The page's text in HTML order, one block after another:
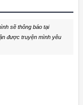
sẽ thông báo tại
được truyện mình yêu